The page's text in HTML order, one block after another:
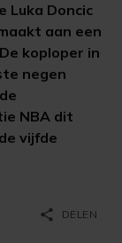
Luka Doncic
aan een
koploper in
negen
NBA dit
vijfde
share DELEN